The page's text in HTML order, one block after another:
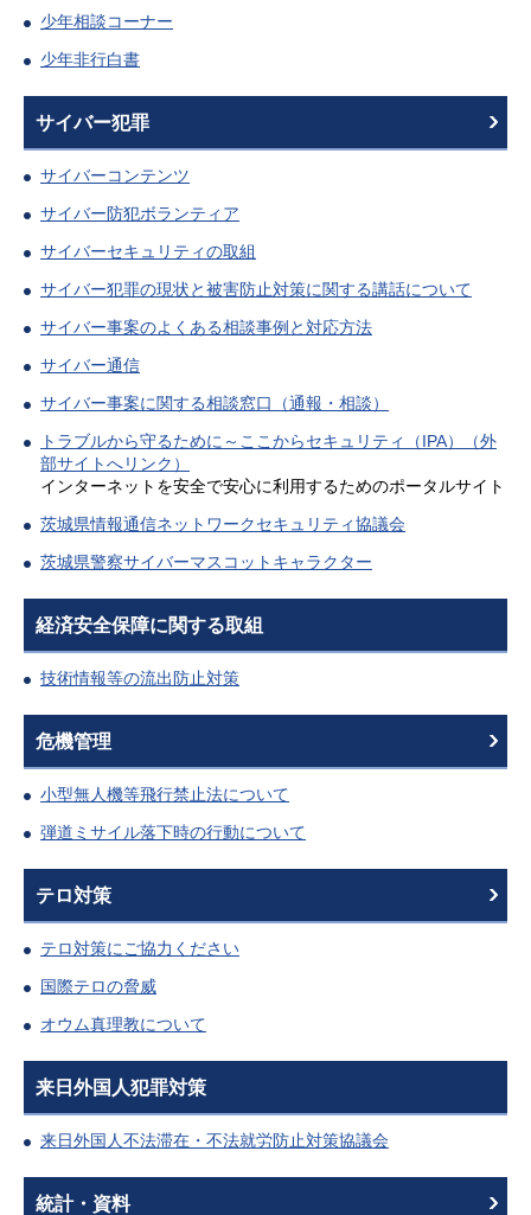
少年相談コーナー
少年非行白書
サイバー犯罪
サイバーコンテンツ
サイバー防犯ボランティア
サイバーセキュリティの取組
サイバー犯罪の現状と被害防止対策に関する講話について
サイバー事案のよくある相談事例と対応方法
サイバー通信
サイバー事案に関する相談窓口（通報・相談）
トラブルから守るために～ここからセキュリティ（IPA）（外
部サイトへリンク）
インターネットを安全で安心に利用するためのポータルサイト
茨城県情報通信ネットワークセキュリティ協議会
茨城県警察サイバーマスコットキャラクター
経済安全保障に関する取組
技術情報等の流出防止対策
危機管理
小型無人機等飛行禁止法について
弾道ミサイル落下時の行動について
テロ対策
テロ対策にご協力ください
国際テロの脅威
オウム真理教について
来日外国人犯罪対策
来日外国人不法滞在・不法就労防止対策協議会
統計・資料